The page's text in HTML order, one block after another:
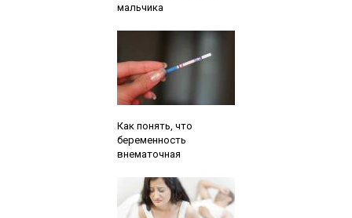
мальчика
Как понять, что
беременность
внематочная